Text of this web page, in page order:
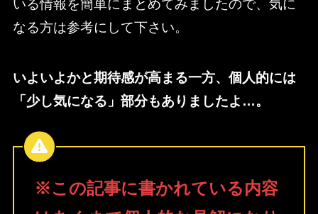
いる情報を簡単にまとめてみましたので、気に
なる方は参考にして下さい。
いよいよかと期待感が高まる一方、個人的には
「少し気になる」部分もありましたよ…。
※この記事に書かれている内容